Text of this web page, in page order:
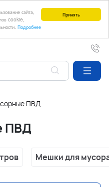
Принять
сайта,
cookie,
Подробнее
ПВД
ПВД
Мешки для